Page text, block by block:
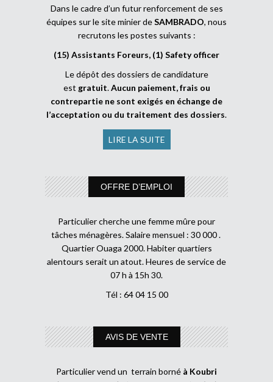
Dans le cadre d’un futur renforcement de ses
équipes sur le site minier deSAMBRADO, nous
recrutons les postes suivants :
(15) Assistants Foreurs, (1) Safety officer
Le dépôt des dossiers de candidature
est gratuit.Aucun paiement, frais ou
contrepartie ne sont exigés en échange de
l’acceptation ou du traitement des dossiers.
LIRE LA SUITE
OFFRE D’EMPLOI
Particulier cherche une femme mûre pour
tâches ménagères. Salaire mensuel : 30 000 .
Quartier Ouaga 2000. Habiter quartiers
alentours serait un atout. Heures de service de
07 h à 15h 30.
Tél : 64 04 15 00
AVIS DE VENTE
Particulier vend un terrain borné à Koubri